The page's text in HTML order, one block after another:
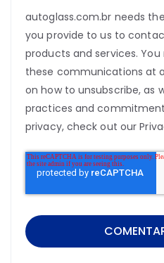
autoglass.com.br needs
you provide to us to
products and services.
these communications at
on how to unsubscribe, as
practices and
privacy, check out our